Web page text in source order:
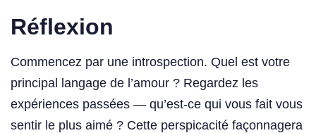
Réflexion
Commencez par une introspection. Quel est votre
principal langage de l’amour ? Regardez les
expériences passées — qu’est-ce qui vous fait vous
sentir le plus aimé ? Cette perspicacité façonnagera